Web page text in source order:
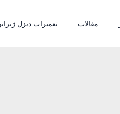
مقالات تعمیرات دیزل